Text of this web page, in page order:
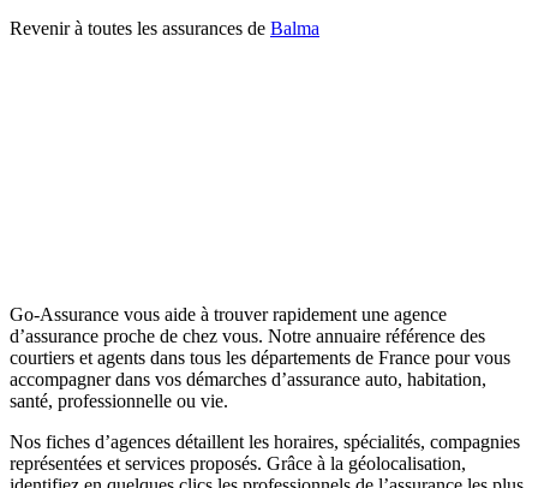
Revenir à toutes les assurances de Balma
Go-Assurance vous aide à trouver rapidement une agence
d’assurance proche de chez vous. Notre annuaire référence des
courtiers et agents dans tous les départements de France pour vous
accompagner dans vos démarches d’assurance auto, habitation,
santé, professionnelle ou vie.
Nos fiches d’agences détaillent les horaires, spécialités, compagnies
représentées et services proposés. Grâce à la géolocalisation,